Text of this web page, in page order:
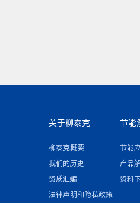
关于柳泰克
柳泰克概要
我们的历史
资质汇编
法律声明和隐私政策
节能
节能
产品
资料